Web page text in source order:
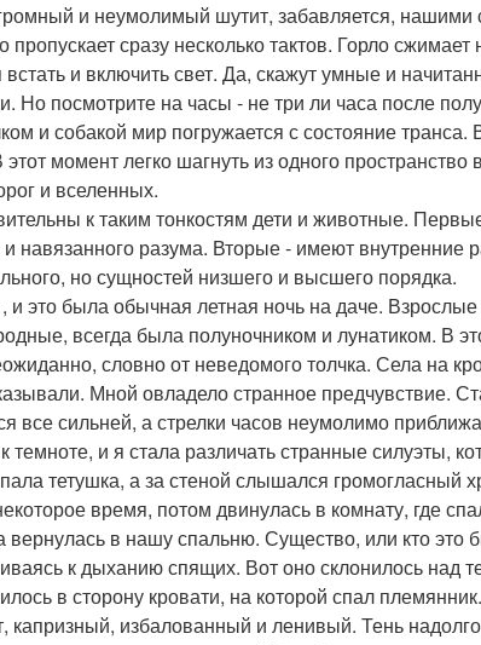
и неумолимый шутит, забавляется, нашими
сразу несколько тактов. Горло
встать и включить свет. Да, скажут умные и
Но посмотрите на часы - не три ли часа после
и собакой мир погружается с состояние
момент легко шагнуть из одного пространство
и вселенных.
к таким тонкостям дети и животные.
и навязанного разума. Вторые - имеют
но сущностей низшего и высшего порядка.
и это была обычная летная ночь на даче.
всегда была полуночником и лунатиком. В
словно от неведомого толчка. Села на
Мной овладело странное предчувствие.
все сильней, а стрелки часов неумолимо
темноте, и я стала различать странные силуэты,
тетушка, а за стеной слышался громогласный
время, потом двинулась в комнату, где
вернулась в нашу спальню. Существо, или кто
к дыханию спящих. Вот оно склонилось над
в сторону кровати, на которой спал
капризный, избалованный и ленивый. Тень